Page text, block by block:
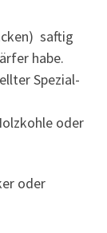
saftig
habe.
Spezial-
oder
oder